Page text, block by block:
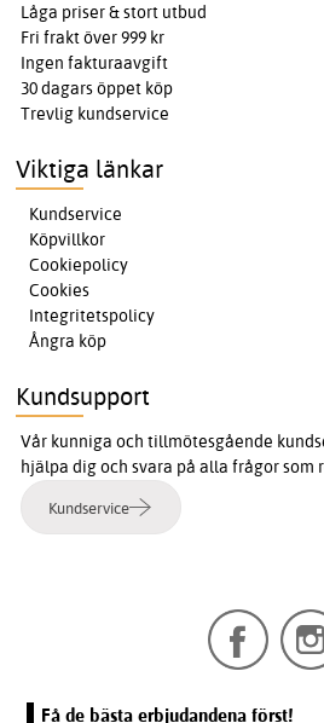
Låga priser & stort utbud
Fri frakt över 999 kr
Ingen fakturaavgift
30 dagars öppet köp
Trevlig kundservice
Viktiga länkar
Kundservice
Köpvillkor
Cookiepolicy
Cookies
Integritetspolicy
Ångra köp
Kundsupport
Vår kunniga och tillmötesgående
hjälpa dig och svara på alla frågor som
Kundservice
Få de bästa erbjudandena först!